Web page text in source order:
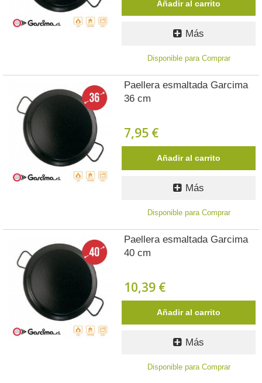
Añadir al carrito
Más
Disponible para Comprar
Paellera esmaltada Garcima
36 cm
7,95 €
Añadir al carrito
Más
Disponible para Comprar
Paellera esmaltada Garcima
40 cm
10,39 €
Añadir al carrito
Más
Disponible para Comprar